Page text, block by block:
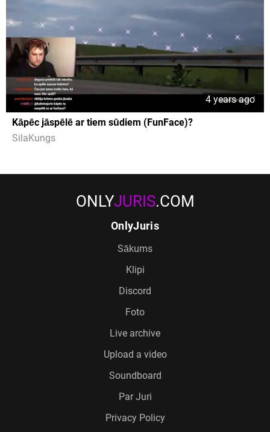
4 years ago
Kāpēc jāspēlē ar tiem sūdiem (FunFace)?
SilaKungs
ONLYJURIS.COM
OnlyJuris
Sākums
Klipi
Discord
Foto
Live archive
Upload a video
Soundboard
Par Juri
Privacy Policy